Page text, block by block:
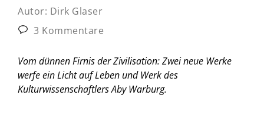
Autor: Dirk Glaser
3 Kommentare
Vom dünnen Firnis der Zivilisation: Zwei neue Werke
werfe ein Licht auf Leben und Werk des
Kulturwissenschaftlers Aby Warburg.